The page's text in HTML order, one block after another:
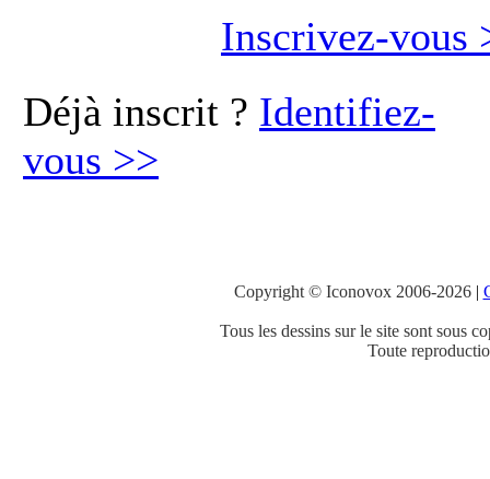
Inscrivez-vous
Déjà inscrit ? Identifiez-
vous >>
Copyright © Iconovox 2006-2026|
Tous les dessins sur le site sont sous
Toute